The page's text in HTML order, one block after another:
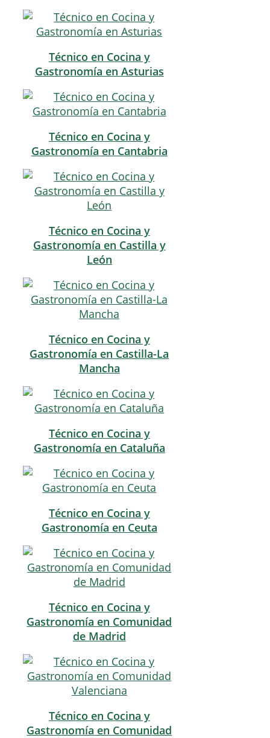
Técnico en Cocina y
Gastronomía en Asturias
Técnico en Cocina y
Gastronomía en Cantabria
Técnico en Cocina y
Gastronomía en Castilla y
León
Técnico en Cocina y
Gastronomía en Castilla-La
Mancha
Técnico en Cocina y
Gastronomía en Cataluña
Técnico en Cocina y
Gastronomía en Ceuta
Técnico en Cocina y
Gastronomía en Comunidad
de Madrid
Técnico en Cocina y
Gastronomía en Comunidad